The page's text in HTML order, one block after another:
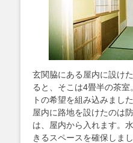
玄関脇にある屋内に設け
ると、そこは4畳半の茶
トの希望を組み込みました
屋内に路地を設けたのは
は、屋内から入れます。
きるスペースを確保しまし